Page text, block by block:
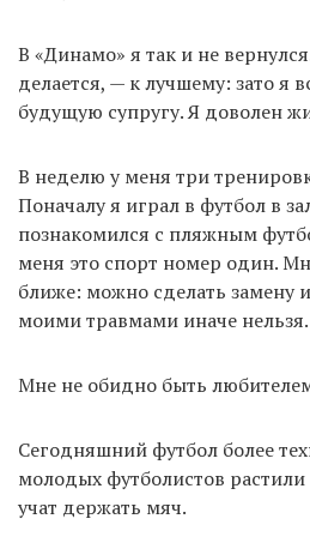
В «Динамо» я так и не
делается, — к лучшему: зато я
будущую супругу. Я доволен
В неделю у меня три
Поначалу я играл в футбол в
познакомился с пляжным
меня это спорт номер один.
ближе: можно сделать замену
моими травмами иначе нельзя.
Мне не обидно быть
Сегодняшний футбол более
молодых футболистов растили
учат держать мяч.